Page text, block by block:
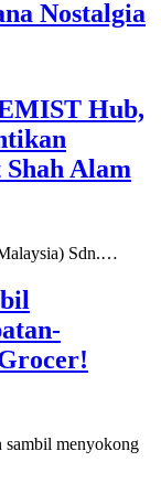
Nostalgia
Hub,
Alam
Sdn.…
sambil menyokong